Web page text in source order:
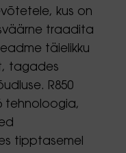
kus on
traadita
täielikku
tagades
R850
tehnoloogia,
tipptasemel